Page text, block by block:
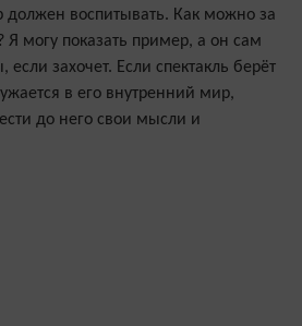
должен воспитывать. Как можно за
Я могу показать пример, а он сам
захочет. Если спектакль берёт
в его внутренний мир,
до него свои мысли и